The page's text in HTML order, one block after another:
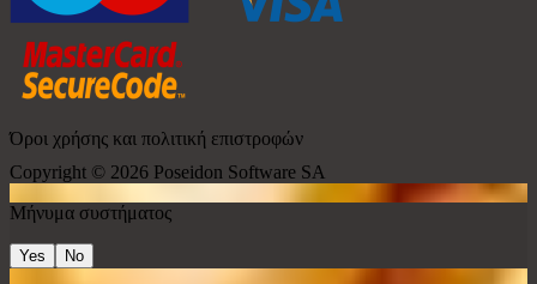
Όροι χρήσης και πολιτική επιστροφών
Copyright © 2026 Poseidon Software SA
Μήνυμα συστήματος
Yes No